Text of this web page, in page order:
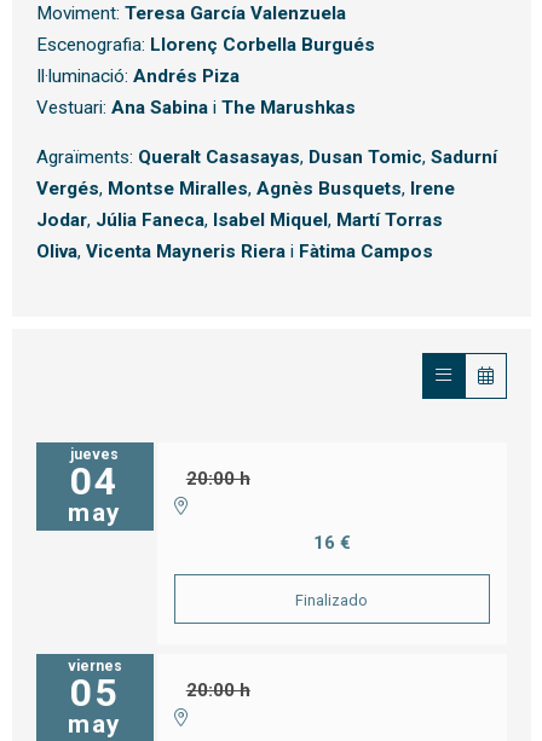
Moviment: Teresa García Valenzuela
Escenografia: Llorenç Corbella Burgués
Il·luminació: Andrés Piza
Vestuari: Ana Sabinai The Marushkas
Agraïments: Queralt Casasayas, Dusan Tomic, Sadurní
Vergés, Montse Miralles, Agnès Busquets, Irene
Jodar, Júlia Faneca, Isabel Miquel, Martí Torras
Oliva, Vicenta Mayneris Rierai Fàtima Campos
jueves
04
may
20:00 h
16 €
Finalizado
viernes
05
may
20:00 h